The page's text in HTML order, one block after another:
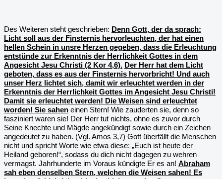
Des Weiteren steht geschrieben: Denn Gott, der da sprach:
Licht soll aus der Finsternis hervorleuchten, der hat einen
hellen Schein in unsre Herzen gegeben, dass die Erleuchtung
entstünde zur Erkenntnis der Herrlichkeit Gottes in dem
Angesicht Jesu Christi (2 Kor 4,6). Der Herr hat dem Licht
geboten, dass es aus der Finsternis hervorbricht! Und auch
unser Herz lichtet sich, damit wir erleuchtet werden in der
Erkenntnis der Herrlichkeit Gottes im Angesicht Jesu Christi!
Damit sie erleuchtet werden! Die Weisen sind erleuchtet
worden! Sie sahen einen Stern! Wie zauderten sie, denn so
fasziniert waren sie! Der Herr tut nichts, ohne es zuvor durch
Seine Knechte und Mägde angekündigt sowie durch ein Zeichen
angedeutet zu haben. (Vgl. Amos 3,7) Gott überfällt die Menschen
nicht und spricht Worte wie etwa diese: „Euch ist heute der
Heiland geboren!“, sodass du dich nicht dagegen zu wehren
vermagst. Jahrhunderte im Voraus kündigte Er es an! Abraham
sah eben denselben Stern, welchen die Weisen sahen! Es